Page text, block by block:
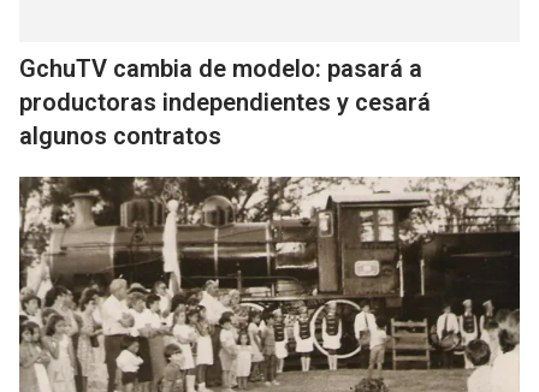
GchuTV cambia de modelo: pasará a
productoras independientes y cesará
algunos contratos